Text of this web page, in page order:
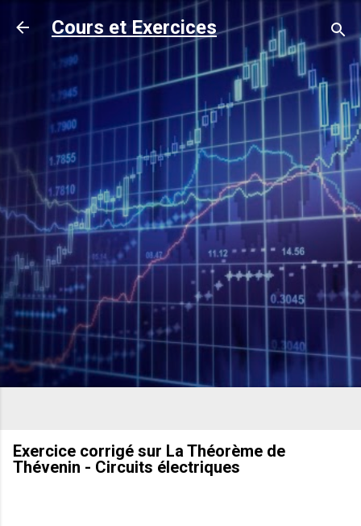
Accéder au contenu principal
Cours et Exercices
Exercice corrigé sur La Théorème de
Thévenin - Circuits électriques